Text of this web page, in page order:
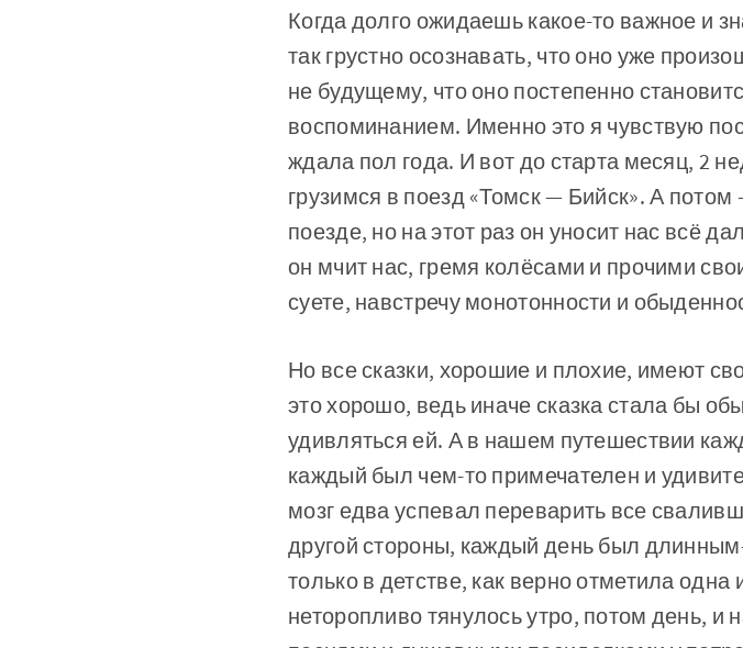
Когда долго ожидаешь какое-то важное и
так грустно осознавать, что оно уже
не будущему, что оно постепенно
воспоминанием. Именно это я чувствую
ждала пол года. И вот до старта месяц, 2
грузимся в поезд «Томск — Бийск». А
поезде, но на этот раз он уносит нас всё
он мчит нас, гремя колёсами и прочими
суете, навстречу монотонности и
Но все сказки, хорошие и плохие, имеют
это хорошо, ведь иначе сказка стала бы
удивляться ей. А в нашем путешествии
каждый был чем-то примечателен и
мозг едва успевал переварить все
другой стороны, каждый день был
только в детстве, как верно отметила
неторопливо тянулось утро, потом день, и